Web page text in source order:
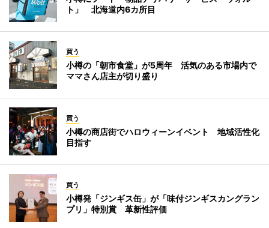
ト」 北海道内6カ所目
買う
小樽の「朝市食堂」が5周年 活気のある市場内で
ママさん店主が切り盛り
買う
小樽の商店街でハロウィーンイベント 地域活性化
目指す
買う
小樽発「ジンギス缶」が「味付ジンギスカングラン
プリ」特別賞 革新性評価